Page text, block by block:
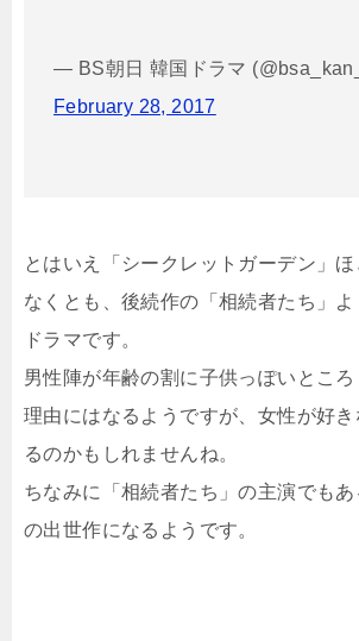
— BS朝日 韓国ドラマ
February 28, 2017
とはいえ「シークレットガーデン」
なくとも、後続作の「相続者たち」
ドラマです。
男性陣が年齢の割に子供っぽいとこ
理由にはなるようですが、女性が好
るのかもしれませんね。
ちなみに「相続者たち」の主演でも
の出世作になるようです。